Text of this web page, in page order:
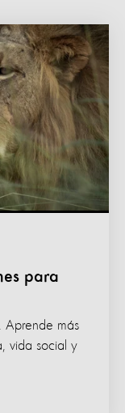
para
Aprende más
vida social y